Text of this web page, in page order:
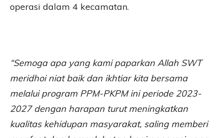
operasi dalam 4 kecamatan.
“Semoga apa yang kami paparkan Allah SWT
meridhoi niat baik dan ikhtiar kita bersama
melalui program PPM-PKPM ini periode 2023-
2027 dengan harapan turut meningkatkan
kualitas kehidupan masyarakat, saling memberi